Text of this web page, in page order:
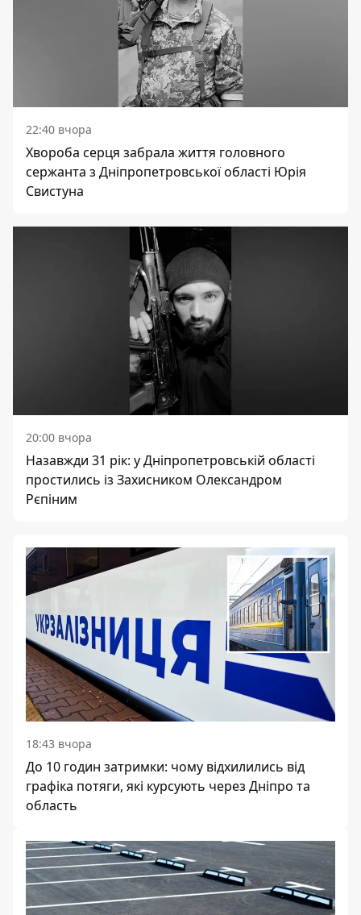
22:40 вчора
Хвороба серця забрала життя головного
сержанта з Дніпропетровської області Юрія
Свистуна
20:00 вчора
Назавжди 31 рік: у Дніпропетровській області
простились із Захисником Олександром
Рєпіним
18:43 вчора
До 10 годин затримки: чому відхилились від
графіка потяги, які курсують через Дніпро та
область